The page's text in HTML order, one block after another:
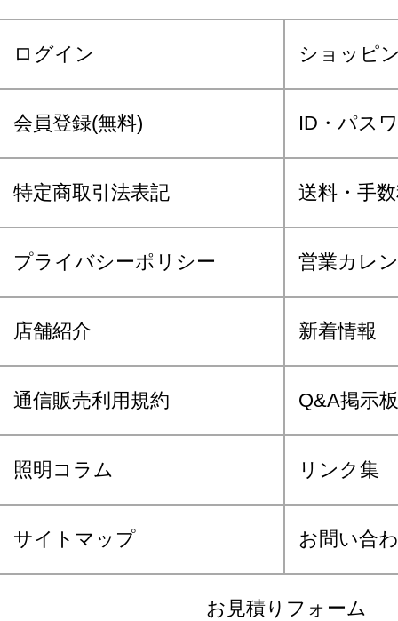
ログイン ショッピ
会員登録(無料) ID・パス
特定商取引法表記 送料・手
プライバシーポリシー 営業カレ
店舗紹介 新着情報
通信販売利用規約 Q&A掲示板
照明コラム リンク集
サイトマップ お問い合
お見積りフォーム